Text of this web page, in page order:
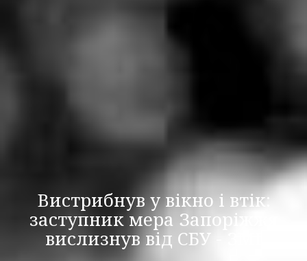
Вистрибнув у вікно і втік:
заступник мера Запоріжжя
вислизнув від СБУ - ЗМІ